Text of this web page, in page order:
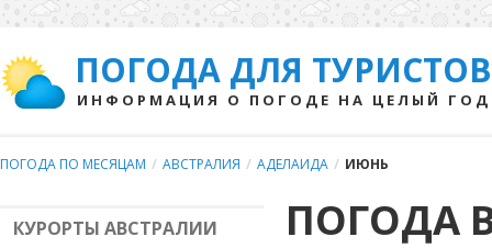
ПОГОДА ДЛЯ ТУРИСТОВ
ИНФОРМАЦИЯ О ПОГОДЕ НА ЦЕЛЫЙ ГОД
ПОГОДА ПО МЕСЯЦАМ / АВСТРАЛИЯ / АДЕЛАИДА / ИЮНЬ
КУРОРТЫ АВСТРАЛИИ ПОГОДА